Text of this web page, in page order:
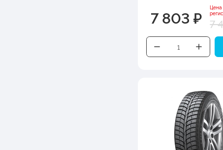
7 803 ₽
Цена
7